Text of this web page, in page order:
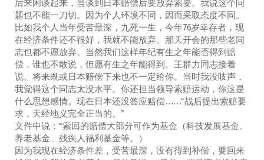
后来闲谈起来，当谈到日本赔偿后要放弃索要。我说这个问
题也不能一刀切。因为个人环境不同，因而采取态度不同。
比如我个人当年受苦最深，九死一生，今年76岁幸存者，现
在经济条件还不很好，我就不能放弃。那天开会的那些老同
志也都不愿放弃。当然我们这样年纪有生之年能否得到赔
偿，谁也不敢说，但愿有生之年能得到。王群力同志接着
说。将来既或日本赔偿下来也不一定给你。当时我没吱声，
我觉得这个同志太没水平。你还担当领导索赔运动，你这是
什么思想感情。现在日本还没答应赔偿……“战后提出索赔要
求，天经地义完全正当的。”
文件中说：“索回的赔偿大部分可作为基金（科技发展基金、
养老基金、残疾人福利基金等。）
因为我现在经济条件差，受苦最深，没有得到补偿，要回来